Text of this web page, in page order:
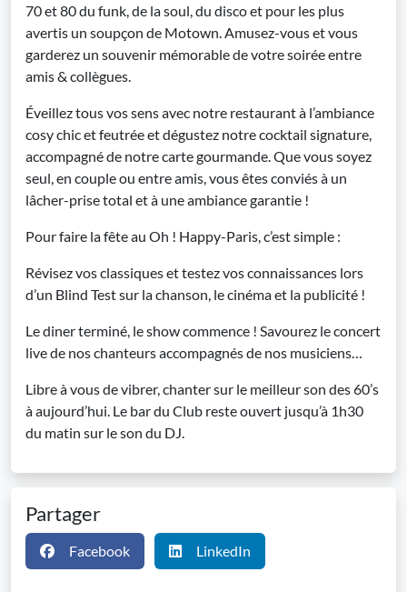
70 et 80 du funk, de la soul, du disco et pour les plus
avertis un soupçon de Motown. Amusez-vous et vous
garderez un souvenir mémorable de votre soirée entre
amis & collègues.
Éveillez tous vos sens avec notre restaurant à l’ambiance
cosy chic et feutrée et dégustez notre cocktail signature,
accompagné de notre carte gourmande. Que vous soyez
seul, en couple ou entre amis, vous êtes conviés à un
lâcher-prise total et à une ambiance garantie !
Pour faire la fête au Oh ! Happy-Paris, c’est simple :
Révisez vos classiques et testez vos connaissances lors
d’un Blind Test sur la chanson, le cinéma et la publicité !
Le diner terminé, le show commence ! Savourez le concert
live de nos chanteurs accompagnés de nos musiciens…
Libre à vous de vibrer, chanter sur le meilleur son des 60’s
à aujourd’hui. Le bar du Club reste ouvert jusqu’à 1h30
du matin sur le son du DJ.
Partager
Facebook LinkedIn